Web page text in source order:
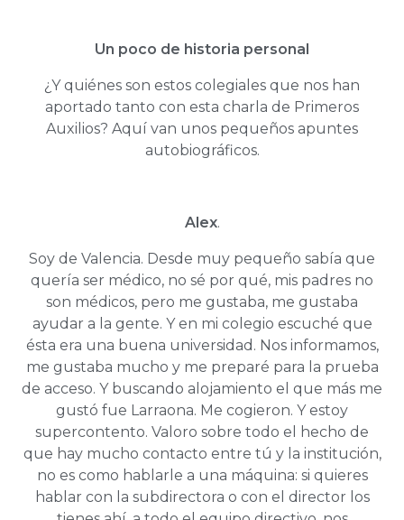
Un poco de historia personal
¿Y quiénes son estos colegiales que nos han
aportado tanto con esta charla de Primeros
Auxilios? Aquí van unos pequeños apuntes
autobiográficos.
Alex.
Soy de Valencia. Desde muy pequeño sabía que
quería ser médico, no sé por qué, mis padres no
son médicos, pero me gustaba, me gustaba
ayudar a la gente. Y en mi colegio escuché que
ésta era una buena universidad. Nos informamos,
me gustaba mucho y me preparé para la prueba
de acceso. Y buscando alojamiento el que más me
gustó fue Larraona. Me cogieron. Y estoy
supercontento. Valoro sobre todo el hecho de
que hay mucho contacto entre tú y la institución,
no es como hablarle a una máquina: si quieres
hablar con la subdirectora o con el director los